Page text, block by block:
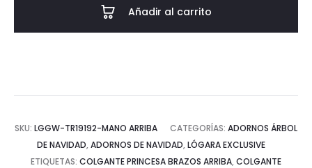
Añadir al carrito
SKU: LGGW-TR19192-MANO ARRIBA CATEGORÍAS: ADORNOS ÁRBOL
DE NAVIDAD, ADORNOS DE NAVIDAD, LÓGARA EXCLUSIVE
ETIQUETAS: COLGANTE PRINCESA BRAZOS ARRIBA, COLGANTE